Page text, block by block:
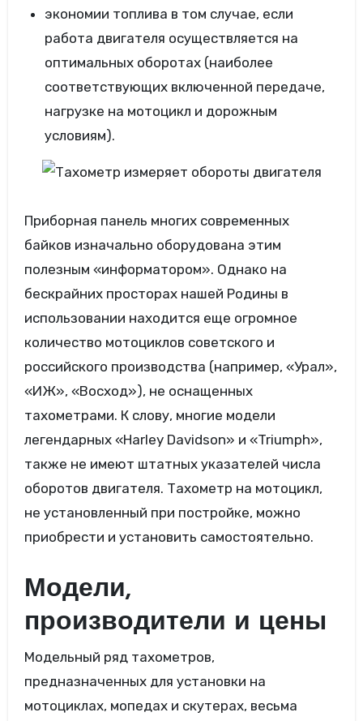
экономии топлива в том случае, если
работа двигателя осуществляется на
оптимальных оборотах (наиболее
соответствующих включенной передаче,
нагрузке на мотоцикл и дорожным
условиям).
Приборная панель многих современных
байков изначально оборудована этим
полезным «информатором». Однако на
бескрайних просторах нашей Родины в
использовании находится еще огромное
количество мотоциклов советского и
российского производства (например, «Урал»,
«ИЖ», «Восход»), не оснащенных
тахометрами. К слову, многие модели
легендарных «Harley Davidson» и «Triumph»,
также не имеют штатных указателей числа
оборотов двигателя. Тахометр на мотоцикл,
не установленный при постройке, можно
приобрести и установить самостоятельно.
Модели,
производители и цены
Модельный ряд тахометров,
предназначенных для установки на
мотоциклах, мопедах и скутерах, весьма